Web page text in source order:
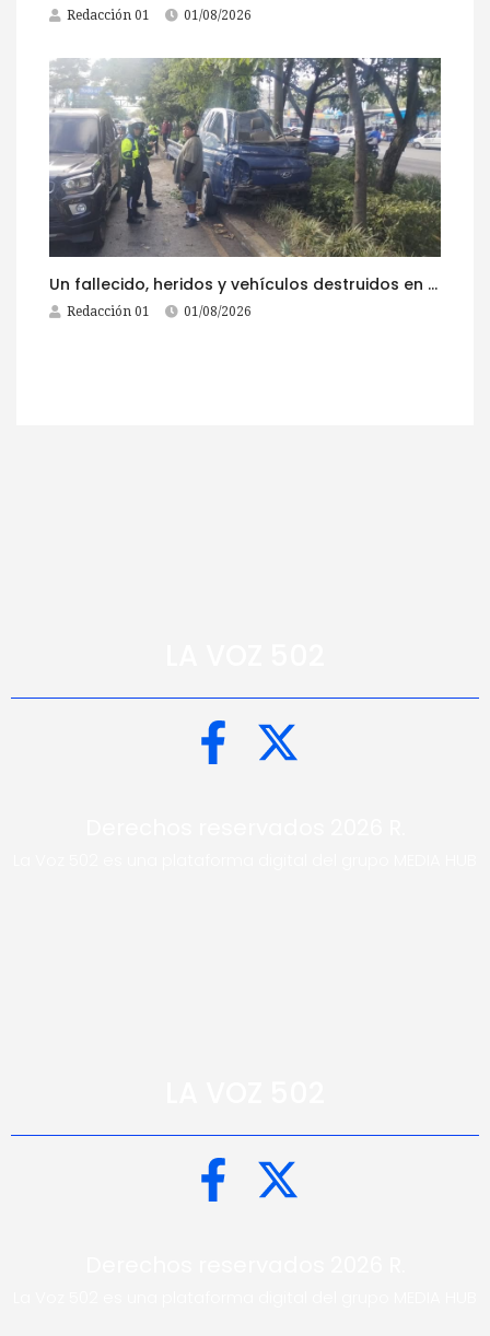
Redacción 01 01/08/2026
Un fallecido, heridos y vehículos destruidos en accidentes registrados este 1 de agosto
Redacción 01 01/08/2026